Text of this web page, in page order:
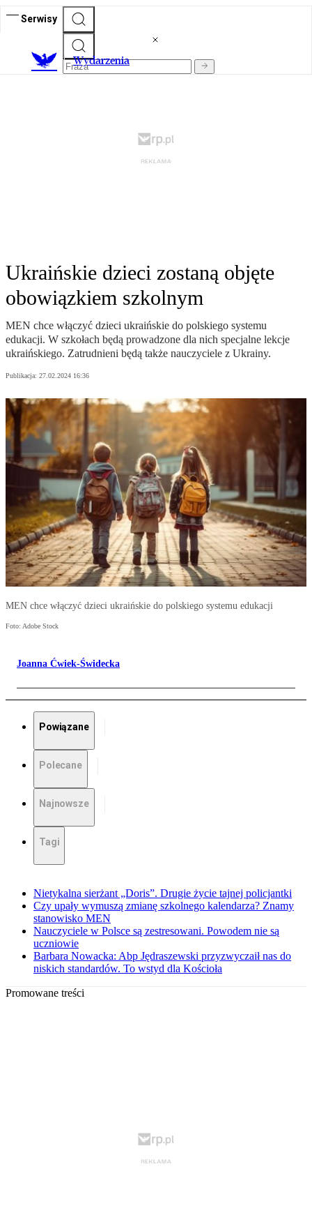
Serwisy
Wydarzenia
Ukraińskie dzieci zostaną objęte
obowiązkiem szkolnym
MEN chce włączyć dzieci ukraińskie do polskiego systemu
edukacji. W szkołach będą prowadzone dla nich specjalne lekcje
ukraińskiego. Zatrudnieni będą także nauczyciele z Ukrainy.
Publikacja: 27.02.2024 16:36
MEN chce włączyć dzieci ukraińskie do polskiego systemu edukacji
Foto: Adobe Stock
Joanna Ćwiek-Świdecka
Powiązane
Polecane
Najnowsze
Tagi
Nietykalna sierżant „Doris”. Drugie życie tajnej policjantki
Czy upały wymuszą zmianę szkolnego kalendarza? Znamy
stanowisko MEN
Nauczyciele w Polsce są zestresowani. Powodem nie są
uczniowie
Barbara Nowacka: Abp Jędraszewski przyzwyczaił nas do
niskich standardów. To wstyd dla Kościoła
Promowane treści